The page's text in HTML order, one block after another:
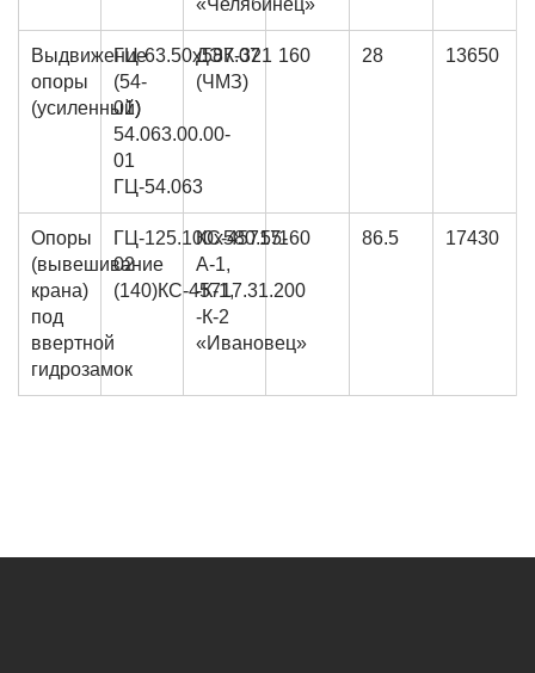
«Челябинец»
Выдвижение
опоры
(усиленный)
ГЦ-63.50х587.07
(54-
01)
54.063.00.00-
01
ГЦ-54.063
ДЭК-321
(ЧМЗ)
160 28 13650
Опоры
(вывешивание
крана)
под
ввертной
гидрозамок
ГЦ-125.100х580.55-
02
(140)КС-45717.31.200
КС-45717
А-1,
-К-1,
-К-2
«Ивановец»
160 86.5 17430